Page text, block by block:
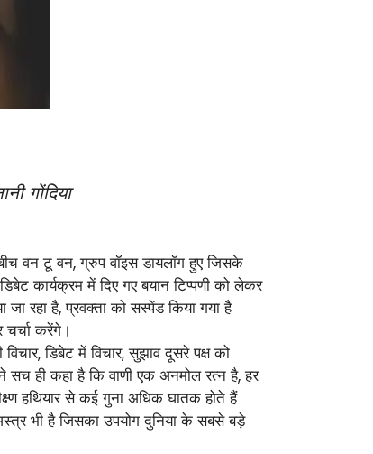
गोंदिया
वन टू वन, ग्रुप वॉइस डायलॉग हुए जिसके
कार्यक्रम में दिए गए बयान टिप्पणी को लेकर
रहा है, प्रवक्ता को सस्पेंड किया गया है
करेंगे।
डिबेट में विचार, सुझाव दूसरे पक्ष को
सच ही कहा है कि वाणी एक अनमोल रत्न है, हर
हथियार से कई गुना अधिक घातक होते हैं
भी है जिसका उपयोग दुनिया के सबसे बड़े